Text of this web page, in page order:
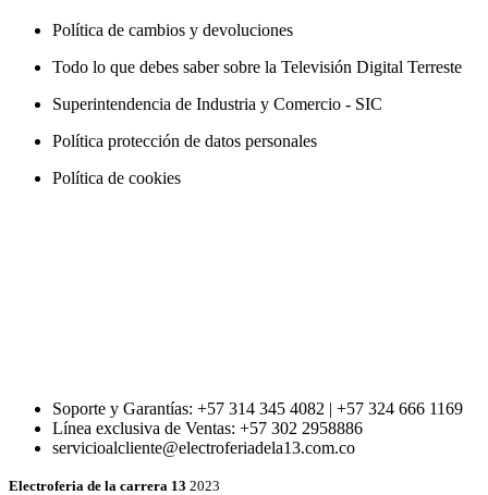
Política de cambios y devoluciones
Todo lo que debes saber sobre la Televisión Digital Terreste
Superintendencia de Industria y Comercio - SIC
Política protección de datos personales
Política de cookies
Soporte y Garantías: +57 314 345 4082 | +57 324 666 1169
Línea exclusiva de Ventas: +57 302 2958886
servicioalcliente@electroferiadela13.com.co
Electroferia de la carrera 13 2023